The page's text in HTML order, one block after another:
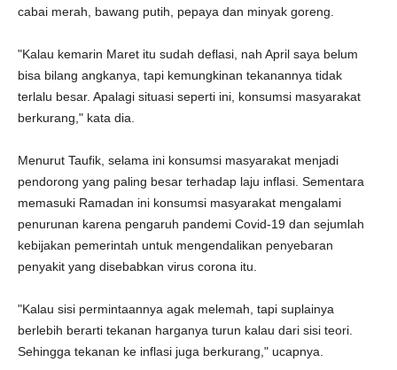
cabai merah, bawang putih, pepaya dan minyak goreng.
"Kalau kemarin Maret itu sudah deflasi, nah April saya belum
bisa bilang angkanya, tapi kemungkinan tekanannya tidak
terlalu besar. Apalagi situasi seperti ini, konsumsi masyarakat
berkurang," kata dia.
Menurut Taufik, selama ini konsumsi masyarakat menjadi
pendorong yang paling besar terhadap laju inflasi. Sementara
memasuki Ramadan ini konsumsi masyarakat mengalami
penurunan karena pengaruh pandemi Covid-19 dan sejumlah
kebijakan pemerintah untuk mengendalikan penyebaran
penyakit yang disebabkan virus corona itu.
"Kalau sisi permintaannya agak melemah, tapi suplainya
berlebih berarti tekanan harganya turun kalau dari sisi teori.
Sehingga tekanan ke inflasi juga berkurang," ucapnya.